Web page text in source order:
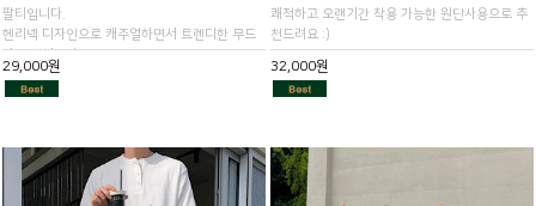
팔티입니다.
헨리넥 디자인으로 캐주얼하면서 트렌디한 무드
가 좋았어요 :)
29,000원
쾌적하고 오랜기간 착용 가능한 원단사용으로 추
천드려요 :)
32,000원